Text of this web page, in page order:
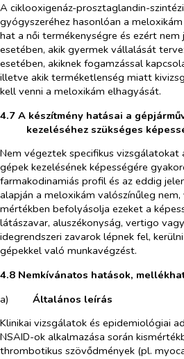
A ciklooxigenáz-prosztaglandin-
gyógyszeréhez hasonlóan a
hat a női termékenységre és ezért
esetében, akik gyermek vállalását
esetében, akiknek fogamzással
illetve akik terméketlenség miatt
kell venni a meloxikám elhagyását.
4.7 A készítmény hatásai a
kezeléséhez szükséges
Nem végeztek specifikus vizsgálatokat
gépek kezelésének képességére
farmakodinamiás profil és az eddig
alapján a meloxikám valószínűleg
mértékben befolyásolja ezeket a
látászavar, aluszékonyság, vertigo
idegrendszeri zavarok lépnek fel,
gépekkel való munkavégzést.
4.8 Nemkívánatos hatások,
a)​
Általános leírás
Klinikai vizsgálatok és epidemiológiai
NSAID-ok alkalmazása során
thrombotikus szövődmények (pl.